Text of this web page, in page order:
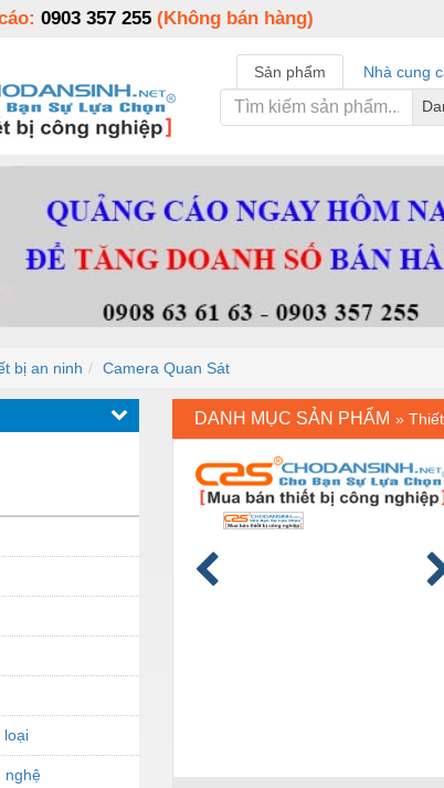
0903 357 255 (Không bán hàng)
Sản phẩm Nhà cung
bị an ninh Camera Quan Sát
loại
nghệ
DANH MỤC SẢN PHẨM »